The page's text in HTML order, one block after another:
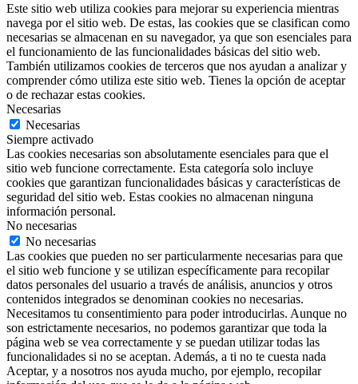
Este sitio web utiliza cookies para mejorar su experiencia mientras
navega por el sitio web. De estas, las cookies que se clasifican como
necesarias se almacenan en su navegador, ya que son esenciales para
el funcionamiento de las funcionalidades básicas del sitio web.
También utilizamos cookies de terceros que nos ayudan a analizar y
comprender cómo utiliza este sitio web. Tienes la opción de aceptar
o de rechazar estas cookies.
Necesarias
Necesarias
Siempre activado
Las cookies necesarias son absolutamente esenciales para que el
sitio web funcione correctamente. Esta categoría solo incluye
cookies que garantizan funcionalidades básicas y características de
seguridad del sitio web. Estas cookies no almacenan ninguna
información personal.
No necesarias
No necesarias
Las cookies que pueden no ser particularmente necesarias para que
el sitio web funcione y se utilizan específicamente para recopilar
datos personales del usuario a través de análisis, anuncios y otros
contenidos integrados se denominan cookies no necesarias.
Necesitamos tu consentimiento para poder introducirlas. Aunque no
son estrictamente necesarios, no podemos garantizar que toda la
página web se vea correctamente y se puedan utilizar todas las
funcionalidades si no se aceptan. Además, a ti no te cuesta nada
Aceptar, y a nosotros nos ayuda mucho, por ejemplo, recopilar